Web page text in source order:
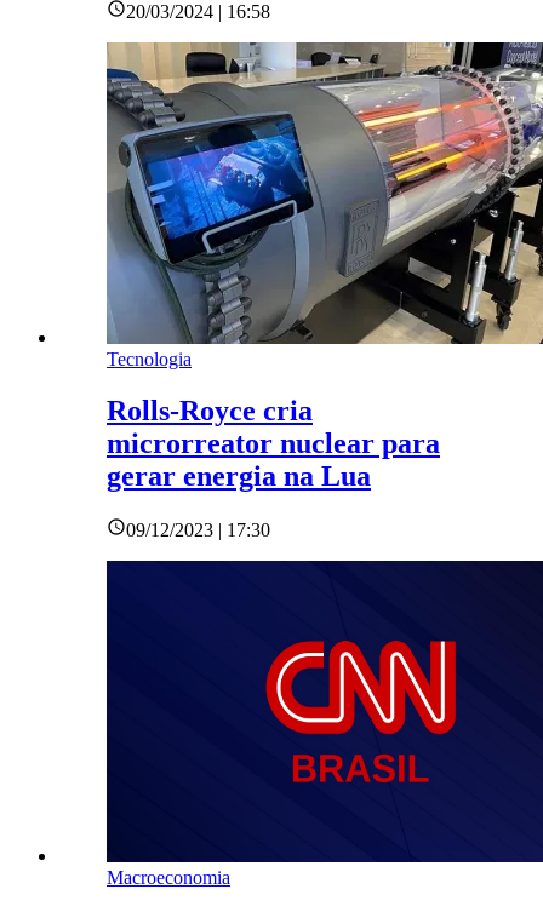
20/03/2024 | 16:58
Tecnologia
Rolls-Royce cria
microrreator nuclear para
gerar energia na Lua
09/12/2023 | 17:30
Macroeconomia